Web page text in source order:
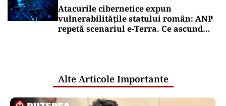
Atacurile cibernetice expun
vulnerabilitățile statului român: ANP
repetă scenariul e‑Terra. Ce ascund
Alte Articole Importante